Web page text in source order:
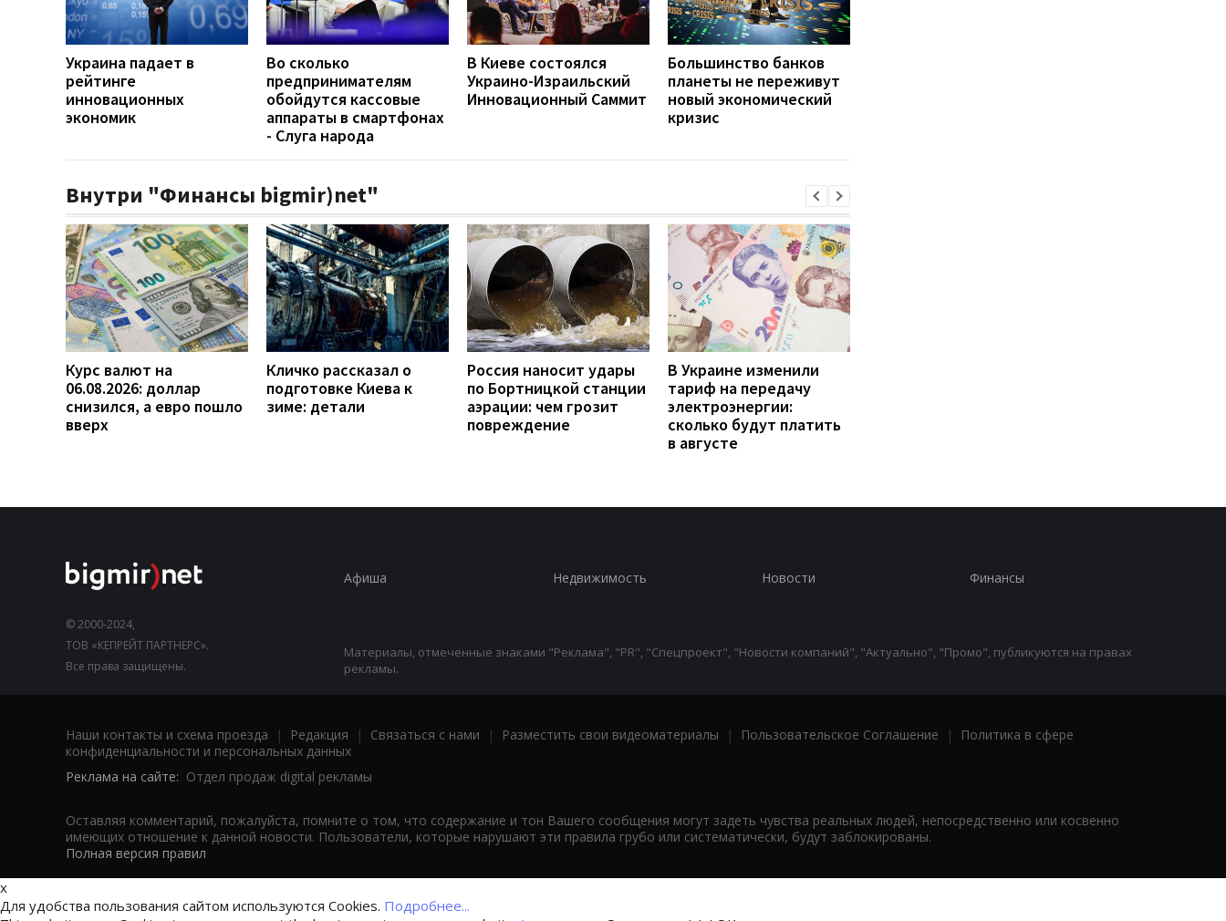
Украина падает в
рейтинге
инновационных
экономик
Во сколько
предпринимателям
обойдутся кассовые
аппараты в смартфонах
- Слуга народа
В Киеве состоялся
Украино-Израильский
Инновационный Саммит
Большинство банков
планеты не переживут
новый экономический
кризис
Внутри "Финансы bigmir)net"
Курс валют на
06.08.2026: доллар
снизился, а евро пошло
вверх
Кличко рассказал о
подготовке Киева к
зиме: детали
Россия наносит удары
по Бортницкой станции
аэрации: чем грозит
повреждение
В Украине изменили
тариф на передачу
электроэнергии:
сколько будут платить
в августе
© 2000-2024,
ТОВ «КЕПРЕЙТ ПАРТНЕРС».
Все права защищены.
Афиша Недвижимость Новости Финансы
Материалы, отмеченные знаками "Реклама", "PR", "Спецпроект", "Новости компаний", "Актуально", "Промо", публикуются на правах
рекламы.
Наши контакты и схема проезда | Редакция | Связаться с нами | Разместить свои видеоматериалы | Пользовательское Соглашение |
Политика в сфере
конфиденциальности и персональных данных
Реклама на сайте: Отдел продаж digital рекламы
Оставляя комментарий, пожалуйста, помните о том, что содержание и тон Вашего сообщения могут задеть чувства реальных людей, непосредственно или косвенно
имеющих отношение к данной новости. Пользователи, которые нарушают эти правила грубо или систематически, будут заблокированы.
Полная версия правил
x
Для удобства пользования сайтом используются Cookies. Подробнее...